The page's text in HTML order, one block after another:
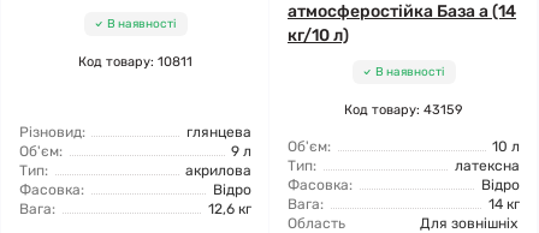
В наявності
Код товару: 10811
Різновид:
глянцева
Об'єм:
9 л
Тип:
акрилова
Фасовка:
Відро
Вага:
12,6 кг
атмосферостійка База а (14
кг/10 л)
В наявності
Код товару: 43159
Об'єм:
10 л
Тип:
латексна
Фасовка:
Відро
Вага:
14 кг
Область
Для зовнішніх